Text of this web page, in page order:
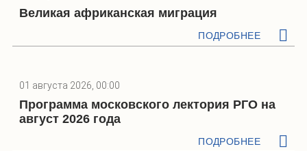
Великая африканская миграция
ПОДРОБНЕЕ
01 августа 2026, 00:00
Программа московского лектория РГО на
август 2026 года
ПОДРОБНЕЕ